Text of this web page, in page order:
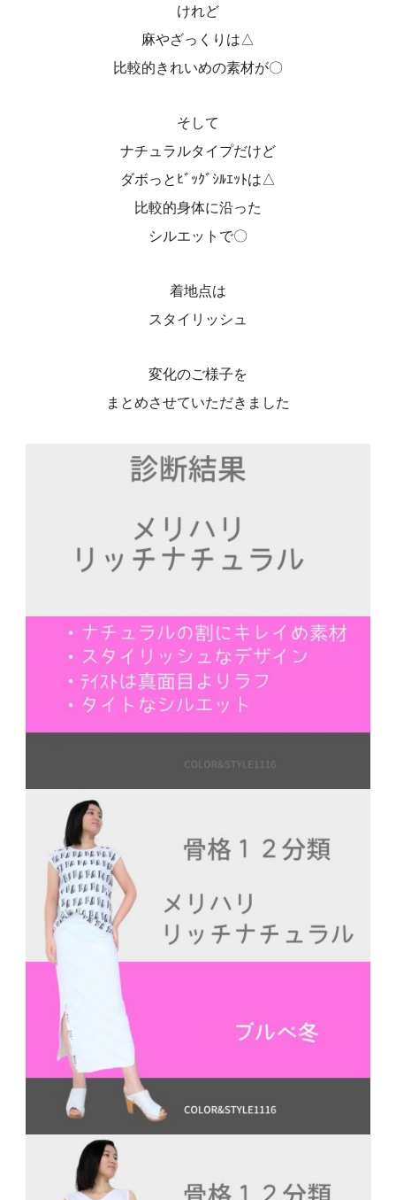
けれど
麻やざっくりは△
比較的きれいめの素材が〇
そして
ナチュラルタイプだけど
ダボっとﾋﾞｯｸﾞｼﾙｴｯﾄは△
比較的身体に沿った
シルエットで〇
着地点は
スタイリッシュ
変化のご様子を
まとめさせていただきました